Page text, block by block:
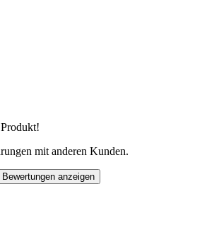
mit anderen Kunden.
Bewertungen anzeigen